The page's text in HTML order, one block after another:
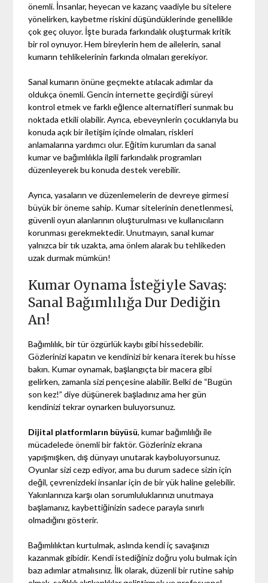
önemli. İnsanlar, heyecan ve kazanç vaadiyle bu sitelere
yönelirken, kaybetme riskini düşündüklerinde genellikle
çok geç oluyor. İşte burada farkındalık oluşturmak kritik
bir rol oynuyor. Hem bireylerin hem de ailelerin, sanal
kumarın tehlikelerinin farkında olmaları gerekiyor.
Sanal kumarın önüne geçmekte atılacak adımlar da
oldukça önemli. Gencin internette geçirdiği süreyi
kontrol etmek ve farklı eğlence alternatifleri sunmak bu
noktada etkili olabilir. Ayrıca, ebeveynlerin çocuklarıyla bu
konuda açık bir iletişim içinde olmaları, riskleri
anlamalarına yardımcı olur. Eğitim kurumları da sanal
kumar ve bağımlılıkla ilgili farkındalık programları
düzenleyerek bu konuda destek verebilir.
Ayrıca, yasaların ve düzenlemelerin de devreye girmesi
büyük bir öneme sahip. Kumar sitelerinin denetlenmesi,
güvenli oyun alanlarının oluşturulması ve kullanıcıların
korunması gerekmektedir. Unutmayın, sanal kumar
yalnızca bir tık uzakta, ama önlem alarak bu tehlikeden
uzak durmak mümkün!
Kumar Oynama İsteğiyle Savaş:
Sanal Bağımlılığa Dur Dediğin
An!
Bağımlılık, bir tür özgürlük kaybı gibi hissedebilir.
Gözlerinizi kapatın ve kendinizi bir kenara iterek bu hisse
bakın. Kumar oynamak, başlangıçta bir macera gibi
gelirken, zamanla sizi pençesine alabilir. Belki de “Bugün
son kez!” diye düşünerek başladınız ama her gün
kendinizi tekrar oynarken buluyorsunuz.
Dijital platformların büyüsü, kumar bağımlılığı ile
mücadelede önemli bir faktör. Gözleriniz ekrana
yapışmışken, dış dünyayı unutarak kayboluyorsunuz.
Oyunlar sizi cezp ediyor, ama bu durum sadece sizin için
değil, çevrenizdeki insanlar için de bir yük haline gelebilir.
Yakınlarınıza karşı olan sorumluluklarınızı unutmaya
başlamanız, kaybettiğinizin sadece parayla sınırlı
olmadığını gösterir.
Bağımlılıktan kurtulmak, aslında kendi iç savaşınızı
kazanmak gibidir. Kendi istediğiniz doğru yolu bulmak için
bazı adımlar atmalısınız. İlk olarak, düzenli bir rutine sahip